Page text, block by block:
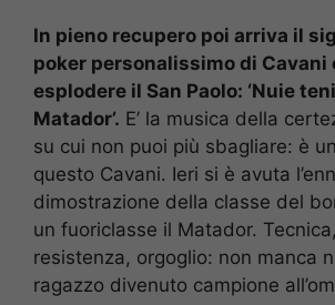
In pieno recupero poi arriva il
poker personalissimo di Cavani
esplodere il San Paolo: ‘Nuie
Matador’. E’ la musica della
su cui non puoi più sbagliare: è
questo Cavani. Ieri si è avuta
dimostrazione della classe del
un fuoriclasse il Matador.
resistenza, orgoglio: non manca
ragazzo divenuto campione